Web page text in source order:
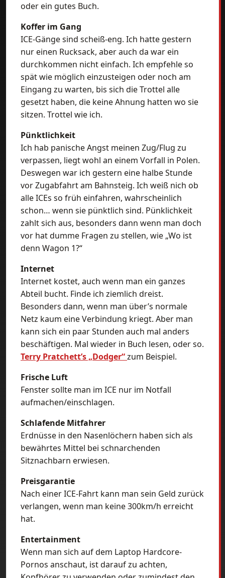
oder ein gutes Buch.
Koffer im Gang
ICE-Gänge sind scheiß-eng. Ich hatte gestern
nur einen Rucksack, aber auch da war ein
durchkommen nicht einfach. Ich empfehle so
spät wie möglich einzusteigen oder noch am
Eingang zu warten, bis sich die Trottel alle
gesetzt haben, die keine Ahnung hatten wo sie
sitzen. Trottel wie ich.
Pünktlichkeit
Ich hab panische Angst meinen Zug/Flug zu
verpassen, liegt wohl an einem Vorfall in Polen.
Deswegen war ich gestern eine halbe Stunde
vor Zugabfahrt am Bahnsteig. Ich weiß nich ob
alle ICEs so früh einfahren, wahrscheinlich
schon… wenn sie pünktlich sind. Pünklichkeit
zahlt sich aus, besonders dann wenn man doch
vor hat dumme Fragen zu stellen, wie „Wo ist
denn Wagon 1?“
Internet
Internet kostet, auch wenn man ein ganzes
Abteil bucht. Finde ich ziemlich dreist.
Besonders dann, wenn man über’s normale
Netz kaum eine Verbindung kriegt. Aber man
kann sich ein paar Stunden auch mal anders
beschäftigen. Mal wieder in Buch lesen, oder so.
Terry Pratchett’s „Dodger“zum Beispiel.
Frische Luft
Fenster sollte man im ICE nur im Notfall
aufmachen/einschlagen.
Schlafende Mitfahrer
Erdnüsse in den Nasenlöchern haben sich als
bewährtes Mittel bei schnarchenden
Sitznachbarn erwiesen.
Preisgarantie
Nach einer ICE-Fahrt kann man sein Geld zurück
verlangen, wenn man keine 300km/h erreicht
hat.
Entertainment
Wenn man sich auf dem Laptop Hardcore-
Pornos anschaut, ist darauf zu achten,